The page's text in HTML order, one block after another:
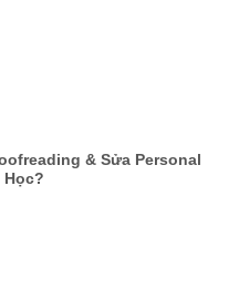
& Sửa Personal
Học?